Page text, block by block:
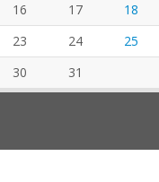
16 17
18
23 24
25
30 31